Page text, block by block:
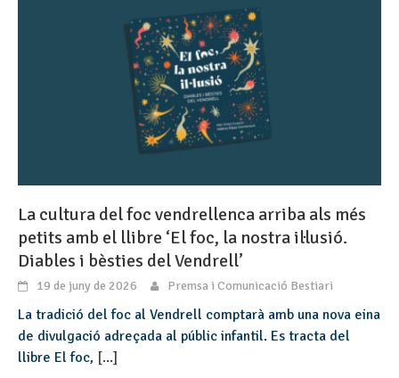
La cultura del foc vendrellenca arriba als més
petits amb el llibre ‘El foc, la nostra il·lusió.
Diables i bèsties del Vendrell’
19 de juny de 2026 Premsa i Comunicació Bestiari
La tradició del foc al Vendrell comptarà amb una nova eina
de divulgació adreçada al públic infantil. Es tracta del
llibre El foc, [...]